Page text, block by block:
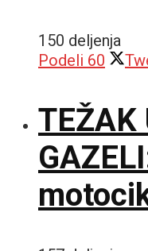
150 deljenja
Podeli 60
TEŽAK